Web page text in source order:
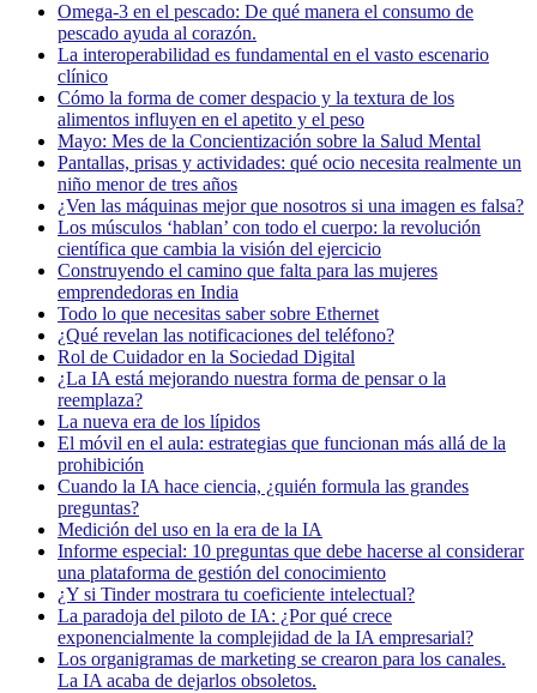
Omega-3 en el pescado: De qué manera el consumo de
pescado ayuda al corazón.
La interoperabilidad es fundamental en el vasto escenario
clínico
Cómo la forma de comer despacio y la textura de los
alimentos influyen en el apetito y el peso
Mayo: Mes de la Concientización sobre la Salud Mental
Pantallas, prisas y actividades: qué ocio necesita realmente un
niño menor de tres años
¿Ven las máquinas mejor que nosotros si una imagen es falsa?
Los músculos ‘hablan’ con todo el cuerpo: la revolución
científica que cambia la visión del ejercicio
Construyendo el camino que falta para las mujeres
emprendedoras en India
Todo lo que necesitas saber sobre Ethernet
¿Qué revelan las notificaciones del teléfono?
Rol de Cuidador en la Sociedad Digital
¿La IA está mejorando nuestra forma de pensar o la
reemplaza?
La nueva era de los lípidos
El móvil en el aula: estrategias que funcionan más allá de la
prohibición
Cuando la IA hace ciencia, ¿quién formula las grandes
preguntas?
Medición del uso en la era de la IA
Informe especial: 10 preguntas que debe hacerse al considerar
una plataforma de gestión del conocimiento
¿Y si Tinder mostrara tu coeficiente intelectual?
La paradoja del piloto de IA: ¿Por qué crece
exponencialmente la complejidad de la IA empresarial?
Los organigramas de marketing se crearon para los canales.
La IA acaba de dejarlos obsoletos.